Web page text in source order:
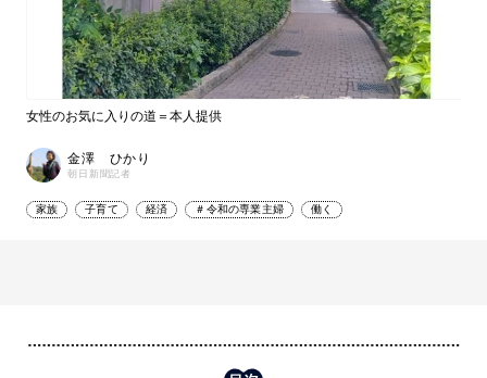
女性のお気に入りの道＝本人提供
金澤 ひかり
朝日新聞記者
家族 子育て 経済 ＃令和の専業主婦 働く